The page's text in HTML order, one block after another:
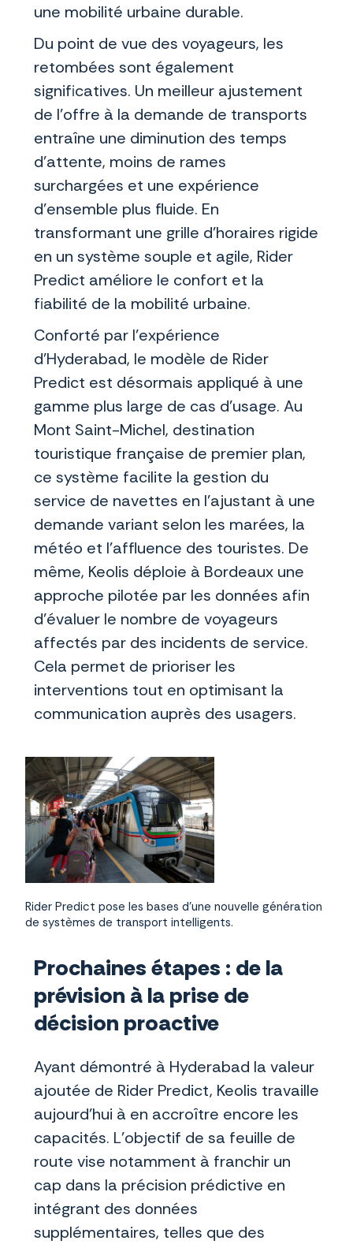
une mobilité urbaine durable.
Du point de vue des voyageurs, les
retombées sont également
significatives. Un meilleur ajustement
de l’offre à la demande de transports
entraîne une diminution des temps
d’attente, moins de rames
surchargées et une expérience
d’ensemble plus fluide. En
transformant une grille d’horaires rigide
en un système souple et agile, Rider
Predict améliore le confort et la
fiabilité de la mobilité urbaine.
Conforté par l’expérience
d’Hyderabad, le modèle de Rider
Predict est désormais appliqué à une
gamme plus large de cas d’usage. Au
Mont Saint-Michel, destination
touristique française de premier plan,
ce système facilite la gestion du
service de navettes en l’ajustant à une
demande variant selon les marées, la
météo et l’affluence des touristes. De
même, Keolis déploie à Bordeaux une
approche pilotée par les données afin
d’évaluer le nombre de voyageurs
affectés par des incidents de service.
Cela permet de prioriser les
interventions tout en optimisant la
communication auprès des usagers.
Rider Predict pose les bases d’une nouvelle génération
de systèmes de transport intelligents.
Prochaines étapes : de la
prévision à la prise de
décision proactive
Ayant démontré à Hyderabad la valeur
ajoutée de Rider Predict, Keolis travaille
aujourd’hui à en accroître encore les
capacités. L’objectif de sa feuille de
route vise notamment à franchir un
cap dans la précision prédictive en
intégrant des données
supplémentaires, telles que des